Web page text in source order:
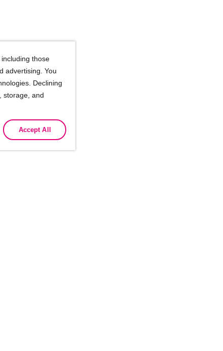
those
advertising. You
Declining
storage, and
Accept All